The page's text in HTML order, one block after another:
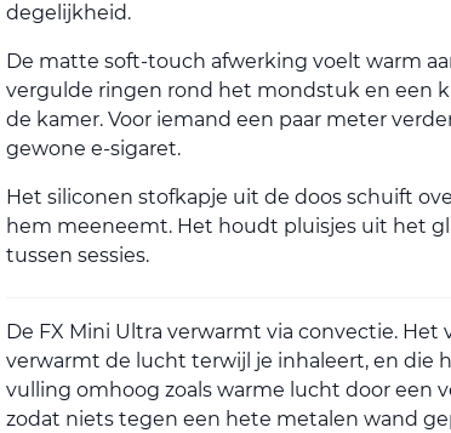
degelijkheid.
De matte soft-touch afwerking voelt warm
vergulde ringen rond het mondstuk en een
de kamer. Voor iemand een paar meter
gewone e-sigaret.
Het siliconen stofkapje uit de doos schuift
hem meeneemt. Het houdt pluisjes uit het
tussen sessies.
De FX Mini Ultra verwarmt via convectie.
verwarmt de lucht terwijl je inhaleert, en die
vulling omhoog zoals warme lucht door een
zodat niets tegen een hete metalen wand